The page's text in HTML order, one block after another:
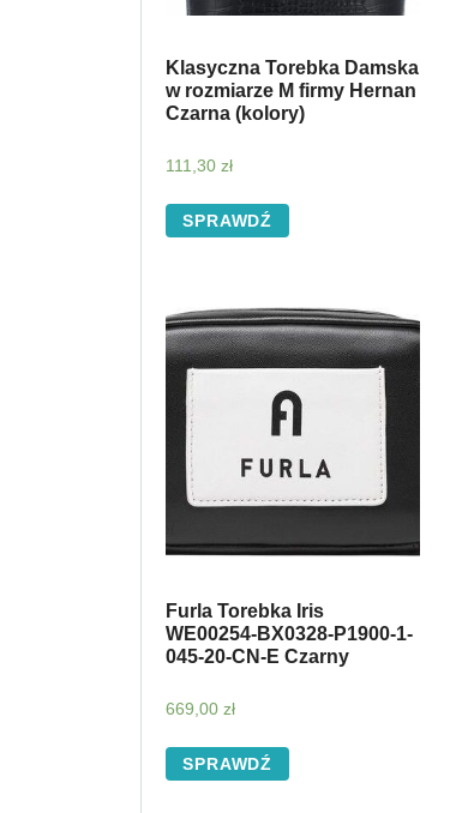
Klasyczna Torebka Damska
w rozmiarze M firmy Hernan
Czarna (kolory)
111,30 zł
SPRAWDŹ
Furla Torebka Iris
WE00254-BX0328-P1900-1-
045-20-CN-E Czarny
669,00 zł
SPRAWDŹ